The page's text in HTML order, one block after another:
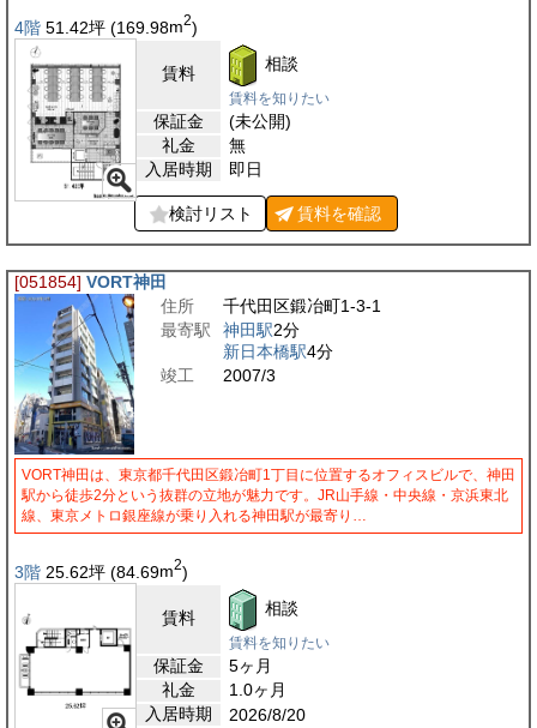
4階 51.42坪 (169.98m2)
賃料 相談
賃料を知りたい
保証金
(未公開)
礼金
無
入居時期
即日
検討リスト 賃料を確認
[051854] VORT神田
住所
千代田区鍛冶町1-3-1
最寄駅
神田駅2分
新日本橋駅4分
竣工
2007/3
VORT神田は、東京都千代田区鍛冶町1丁目に位置するオフィスビルで、神田
駅から徒歩2分という抜群の立地が魅力です。JR山手線・中央線・京浜東北
線、東京メトロ銀座線が乗り入れる神田駅が最寄り…
3階 25.62坪 (84.69m2)
賃料 相談
賃料を知りたい
保証金
5ヶ月
礼金
1.0ヶ月
入居時期
2026/8/20